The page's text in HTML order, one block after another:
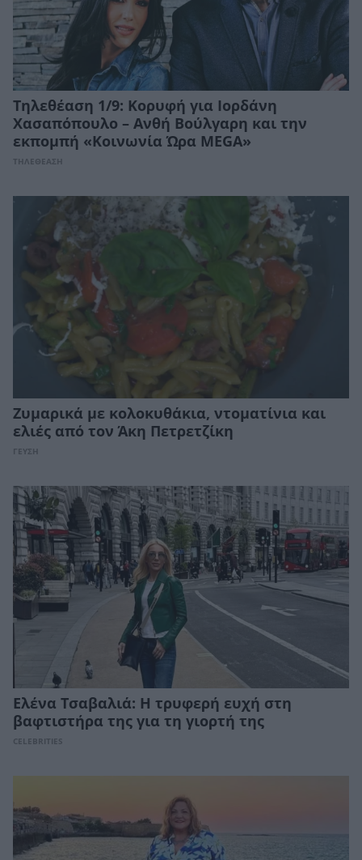
Τηλεθέαση 1/9: Κορυφή για Ιορδάνη
Χασαπόπουλο – Ανθή Βούλγαρη και την
εκπομπή «Κοινωνία Ώρα MEGA»
ΤΗΛΕΘΕΑΣΗ
Ζυμαρικά με κολοκυθάκια, ντοματίνια και
ελιές από τον Άκη Πετρετζίκη
ΓΕΥΣΗ
Ελένα Τσαβαλιά: Η τρυφερή ευχή στη
βαφτιστήρα της για τη γιορτή της
CELEBRITIES